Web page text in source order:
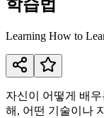
학습법
Learning How to
자신이 어떻게 배
해, 어떤 기술이나